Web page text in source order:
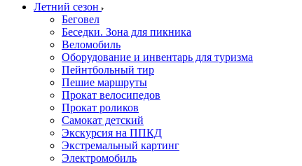
Летний сезон
Беговел
Беседки. Зона для пикника
Веломобиль
Оборудование и инвентарь для туризма
Пейнтбольный тир
Пешие маршруты
Прокат велосипедов
Прокат роликов
Самокат детский
Экскурсия на ППКД
Экстремальный картинг
Электромобиль